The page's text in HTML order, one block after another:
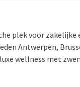
plek voor
Antwerpen,
wellness met